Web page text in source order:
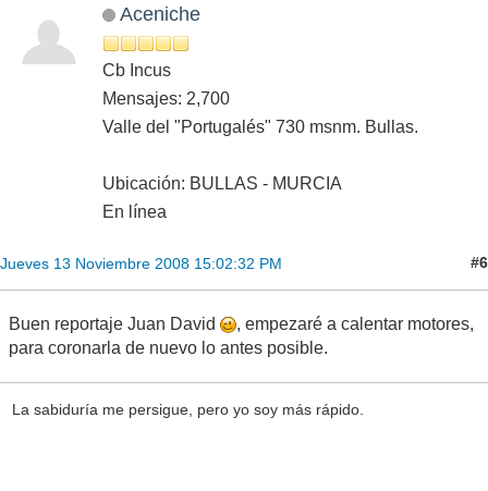
Aceniche
Cb Incus
Mensajes: 2,700
Valle del "Portugalés" 730 msnm. Bullas.
Ubicación: BULLAS - MURCIA
En línea
Jueves 13 Noviembre 2008 15:02:32 PM #6
Buen reportaje Juan David
, empezaré a calentar motores,
para coronarla de nuevo lo antes posible.
La sabiduría me persigue, pero yo soy más rápido.